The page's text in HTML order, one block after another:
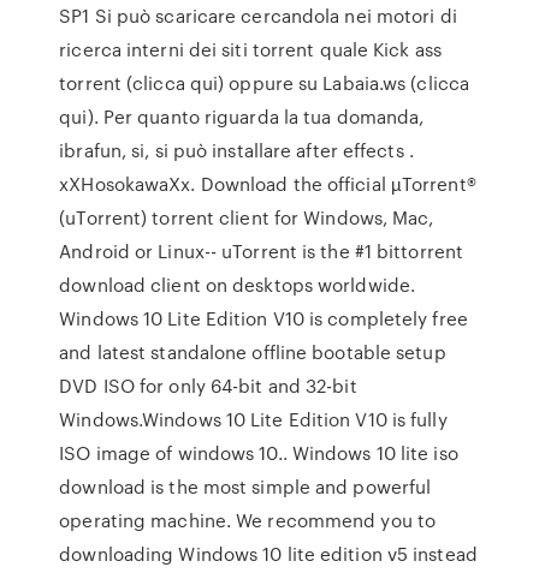
SP1 Si può scaricare cercandola nei motori di
ricerca interni dei siti torrent quale Kick ass
torrent (clicca qui) oppure su Labaia.ws (clicca
qui). Per quanto riguarda la tua domanda,
ibrafun, si, si può installare after effects .
xXHosokawaXx. Download the official µTorrent®
(uTorrent) torrent client for Windows, Mac,
Android or Linux-- uTorrent is the #1 bittorrent
download client on desktops worldwide.
Windows 10 Lite Edition V10 is completely free
and latest standalone offline bootable setup
DVD ISO for only 64-bit and 32-bit
Windows.Windows 10 Lite Edition V10 is fully
ISO image of windows 10.. Windows 10 lite iso
download is the most simple and powerful
operating machine. We recommend you to
downloading Windows 10 lite edition v5 instead